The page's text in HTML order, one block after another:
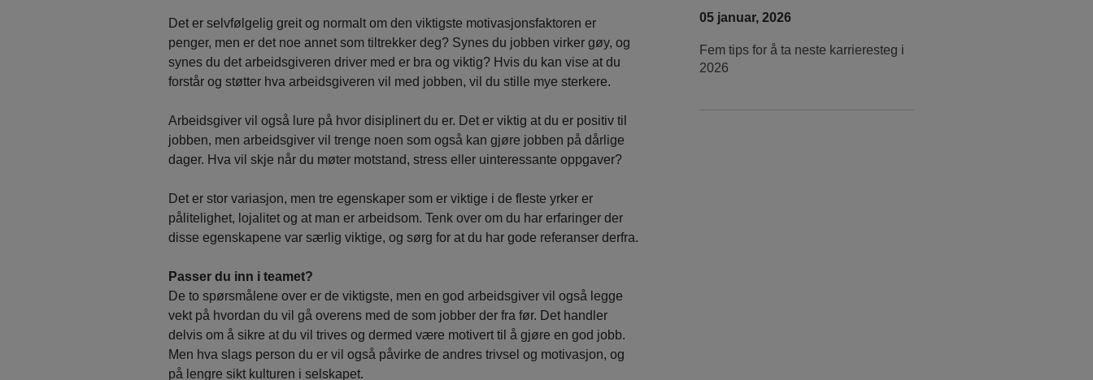
Det er selvfølgelig greit og normalt om den viktigste motivasjonsfaktoren er
penger, men er det noe annet som tiltrekker deg? Synes du jobben virker gøy, og
synes du det arbeidsgiveren driver med er bra og viktig? Hvis du kan vise at du
forstår og støtter hva arbeidsgiveren vil med jobben, vil du stille mye sterkere.
Arbeidsgiver vil også lure på hvor disiplinert du er. Det er viktig at du er positiv til
jobben, men arbeidsgiver vil trenge noen som også kan gjøre jobben på dårlige
dager. Hva vil skje når du møter motstand, stress eller uinteressante oppgaver?
Det er stor variasjon, men tre egenskaper som er viktige i de fleste yrker er
pålitelighet, lojalitet og at man er arbeidsom. Tenk over om du har erfaringer der
disse egenskapene var særlig viktige, og sørg for at du har gode referanser derfra.
Passer du inn i teamet?
De to spørsmålene over er de viktigste, men en god arbeidsgiver vil også legge
vekt på hvordan du vil gå overens med de som jobber der fra før. Det handler
delvis om å sikre at du vil trives og dermed være motivert til å gjøre en god jobb.
Men hva slags person du er vil også påvirke de andres trivsel og motivasjon, og
på lengre sikt kulturen i selskapet.
05 januar, 2026
Fem tips for å ta neste karrieresteg i
2026